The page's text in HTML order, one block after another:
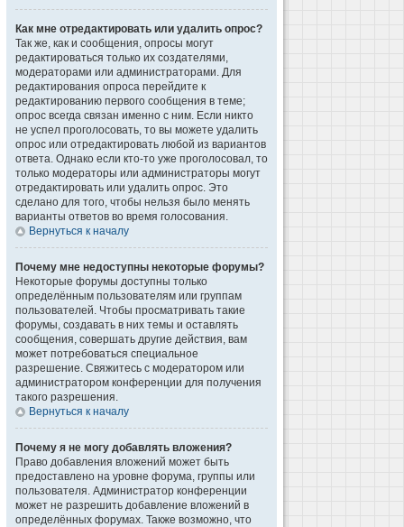
Как мне отредактировать или удалить опрос?
Так же, как и сообщения, опросы могут
редактироваться только их создателями,
модераторами или администраторами. Для
редактирования опроса перейдите к
редактированию первого сообщения в теме;
опрос всегда связан именно с ним. Если никто
не успел проголосовать, то вы можете удалить
опрос или отредактировать любой из вариантов
ответа. Однако если кто-то уже проголосовал, то
только модераторы или администраторы могут
отредактировать или удалить опрос. Это
сделано для того, чтобы нельзя было менять
варианты ответов во время голосования.
Вернуться к началу
Почему мне недоступны некоторые форумы?
Некоторые форумы доступны только
определённым пользователям или группам
пользователей. Чтобы просматривать такие
форумы, создавать в них темы и оставлять
сообщения, совершать другие действия, вам
может потребоваться специальное
разрешение. Свяжитесь с модератором или
администратором конференции для получения
такого разрешения.
Вернуться к началу
Почему я не могу добавлять вложения?
Право добавления вложений может быть
предоставлено на уровне форума, группы или
пользователя. Администратор конференции
может не разрешить добавление вложений в
определённых форумах. Также возможно, что